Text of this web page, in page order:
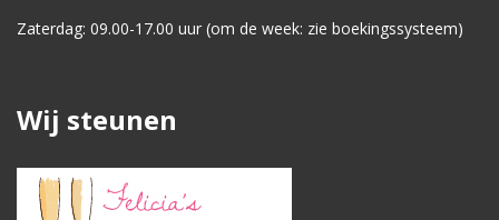
Zaterdag: 09.00-17.00 uur (om de week: zie boekingssysteem)
Wij steunen